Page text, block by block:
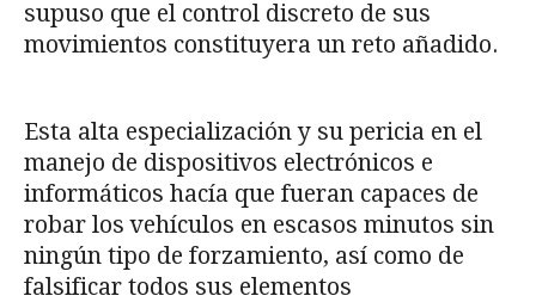
supuso que el control discreto de sus
movimientos constituyera un reto añadido.
Esta alta especialización y su pericia en el
manejo de dispositivos electrónicos e
informáticos hacía que fueran capaces de
robar los vehículos en escasos minutos sin
ningún tipo de forzamiento, así como de
falsificar todos sus elementos